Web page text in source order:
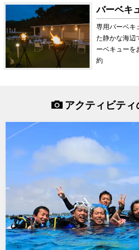
バーベキ
専用バーベキ
た静かな海辺
ーベキュー
約
アクティビティ